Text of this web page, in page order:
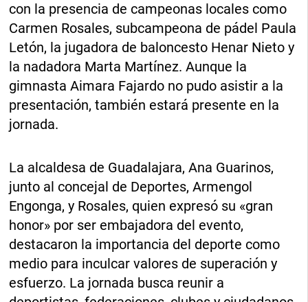
con la presencia de campeonas locales como
Carmen Rosales, subcampeona de pádel Paula
Letón, la jugadora de baloncesto Henar Nieto y
la nadadora Marta Martínez. Aunque la
gimnasta Aimara Fajardo no pudo asistir a la
presentación, también estará presente en la
jornada.
La alcaldesa de Guadalajara, Ana Guarinos,
junto al concejal de Deportes, Armengol
Engonga, y Rosales, quien expresó su «gran
honor» por ser embajadora del evento,
destacaron la importancia del deporte como
medio para inculcar valores de superación y
esfuerzo. La jornada busca reunir a